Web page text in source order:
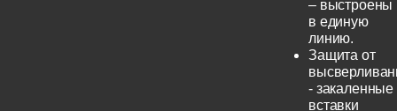
– выстроены
в единую
линию.
Защита от
- закаленные
вставки